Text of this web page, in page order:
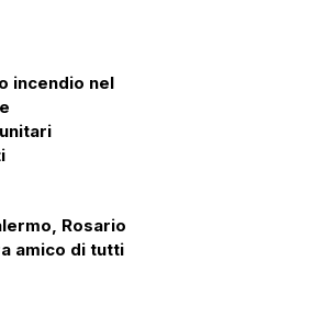
incendio nel
Rosario
amico di tutti